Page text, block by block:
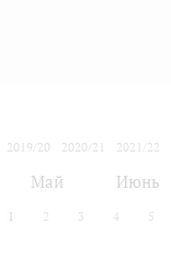
2019/20
2020/21 2021/22
Май Июнь
1 2 3 4 5